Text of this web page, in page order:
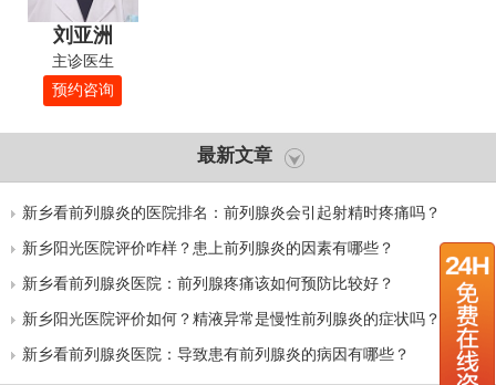
刘亚洲
主诊医生
预约咨询
最新文章
新乡看前列腺炎的医院排名：前列腺炎会引起射精时疼痛吗？
新乡阳光医院评价咋样？患上前列腺炎的因素有哪些？
新乡看前列腺炎医院：前列腺疼痛该如何预防比较好？
新乡阳光医院评价如何？精液异常是慢性前列腺炎的症状吗？
新乡看前列腺炎医院：导致患有前列腺炎的病因有哪些？